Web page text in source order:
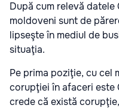
După cum relevă
moldoveni sunt de
lipseşte în mediul de
situaţia.
Pe prima poziţie, cu cel
corupţiei în afaceri este
crede că există